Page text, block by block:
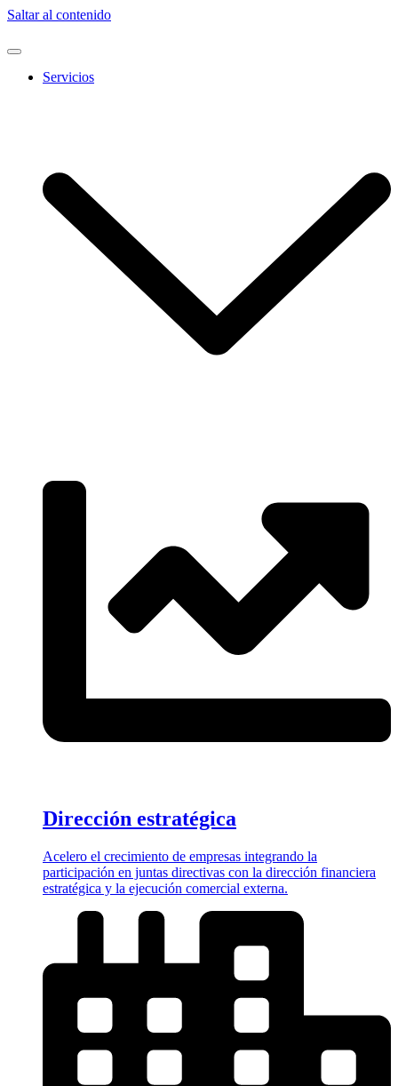
Saltar al contenido
Servicios
Dirección estratégica
Acelero el crecimiento de empresas integrando la
participación en juntas directivas con la dirección financiera
estratégica y la ejecución comercial externa.